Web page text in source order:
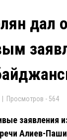
дал
| Просмотров - 564
заявления
Алиев-